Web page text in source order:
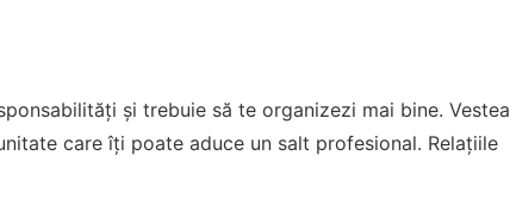
și trebuie să te organizezi mai bine. Vestea
care îți poate aduce un salt profesional. Relațiile